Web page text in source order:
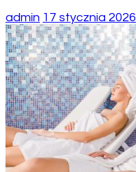
admin 17 stycznia 2026